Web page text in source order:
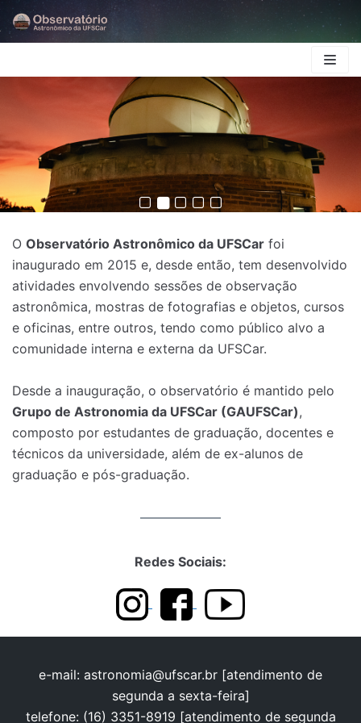
Skip
to
O Observatório Astronômico da UFSCar foi
inaugurado em 2015 e, desde então, tem desenvolvido
atividades envolvendo sessões de observação
astronômica, mostras de fotografias e objetos, cursos
e oficinas, entre outros, tendo como público alvo a
comunidade interna e externa da UFSCar.
Desde a inauguração, o observatório é mantido pelo
Grupo de Astronomia da UFSCar (GAUFSCar),
composto por estudantes de graduação, docentes e
técnicos da universidade, além de ex-alunos de
graduação e pós-graduação.
Redes Sociais:
e-mail: astronomia@ufscar.br [atendimento de
segunda a sexta-feira]
telefone: (16) 3351-8919 [atendimento de segunda